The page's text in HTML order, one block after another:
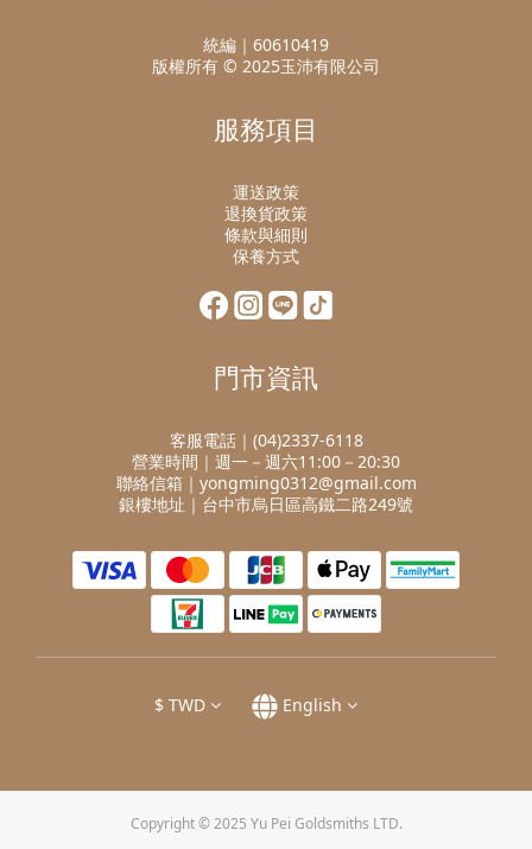
統編｜60610419
版權所有 © 2025玉沛有限公司
服務項目
運送政策
退換貨政策
條款與細則
保養方式
門市資訊
客服電話｜(04)2337-6118
營業時間｜週一－週六11:00－20:30
聯絡信箱｜yongming0312@gmail.com
銀樓地址｜台中市烏日區高鐵二路249號
$ TWD English
Copyright © 2025 Yu Pei Goldsmiths LTD.